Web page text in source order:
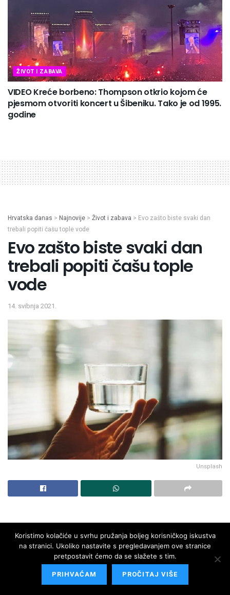
ŽIVOT I ZABAVA
VIDEO Kreće borbeno: Thompson otkrio kojom će
pjesmom otvoriti koncert u Šibeniku. Tako je od 1995.
godine
Hrvatska danas > Najnovije > Život i zabava > Evo zašto biste svaki dan
trebali popiti čašu tople vode
Evo zašto biste svaki dan
trebali popiti čašu tople
vode
14. svibnja 2021.
Unsplash
Koristimo kolačiće u svrhu pružanja boljeg korisničkog iskustva
na stranici. Ukoliko nastavite s pregledavanjem ove stranice
pretpostavit ćemo da se slažete s tim.
PRIHVAĆAM PROČITAJ VIŠE